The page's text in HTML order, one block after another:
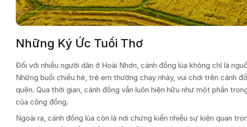
Những Ký Ức Tuổi Thơ
Đối với nhiều người dân ở Hoài Nhơn, cánh đồng lúa không chỉ là
Những buổi chiều hè, trẻ em thường chạy nhảy, vui chơi trên cánh
quên. Qua thời gian, cánh đồng vẫn luôn hiện hữu như một phần
của cộng đồng.
Ngoài ra, cánh đồng lúa còn là nơi chứng kiến nhiều sự kiện quan